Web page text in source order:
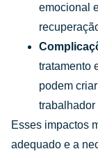
emocional
tratamento
podem
trabalhador
Esses impactos
adequado e a